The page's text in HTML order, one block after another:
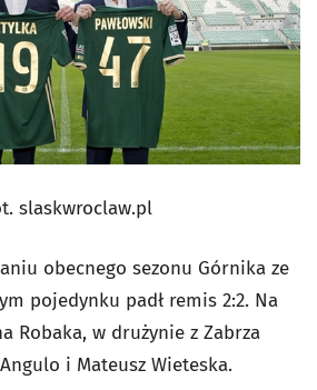
slaskwroclaw.pl
obecnego sezonu Górnika ze
pojedynku padł remis 2:2. Na
Robaka, w drużynie z Zabrza
i Mateusz Wieteska.